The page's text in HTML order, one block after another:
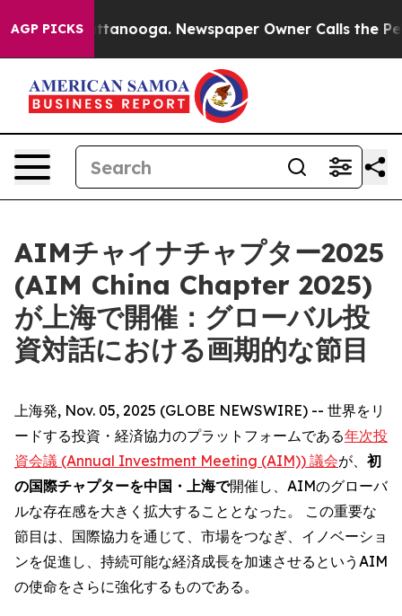
AGP PICKS
in Chattanooga. Newspaper Owner Calls the
AIMチャイナチャプター2025
(AIM China Chapter 2025)
が上海で開催：グローバル投
資対話における画期的な節目
上海発, Nov. 05, 2025 (GLOBE NEWSWIRE) -- 世界をリ
ードする投資・経済協力のプラットフォームである年次投
資会議 (Annual Investment Meeting (AIM)) 議会が、 初
の国際チャプターを中国・上海で開催し、AIMのグローバ
ルな存在感を大きく拡大することとなった。 この重要な
節目は、国際協力を通じて、市場をつなぎ、イノベーショ
ンを促進し、持続可能な経済成長を加速させるというAIM
の使命をさらに強化するものである。